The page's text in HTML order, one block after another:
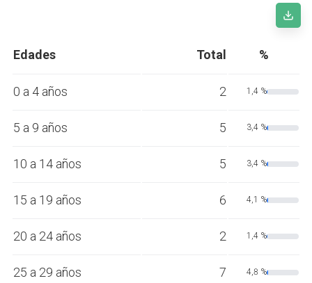
Edades Total %
0 a 4 años 2 1,4 %
5 a 9 años 5 3,4 %
10 a 14 años 5 3,4 %
15 a 19 años 6 4,1 %
20 a 24 años 2 1,4 %
25 a 29 años 7 4,8 %